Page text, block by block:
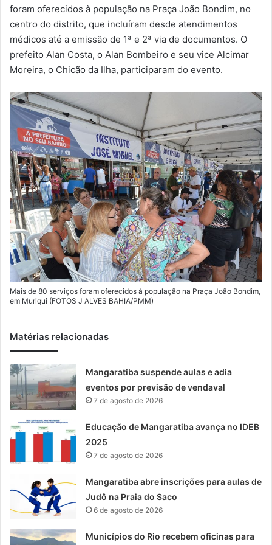
m
a
l
foram oferecidos à população na Praça João Bondim, no
centro do distrito, que incluíram desde atendimentos
médicos até a emissão de 1ª e 2ª via de documentos. O
prefeito Alan Costa, o Alan Bombeiro e seu vice Alcimar
Moreira, o Chicão da Ilha, participaram do evento.
Mais de 80 serviços foram oferecidos à população na Praça João Bondim,
em Muriqui (FOTOS J ALVES BAHIA/PMM)
Matérias relacionadas
Mangaratiba suspende aulas e adia
eventos por previsão de vendaval
7 de agosto de 2026
Educação de Mangaratiba avança no IDEB
2025
7 de agosto de 2026
Mangaratiba abre inscrições para aulas de
Judô na Praia do Saco
6 de agosto de 2026
Municípios do Rio recebem oficinas para